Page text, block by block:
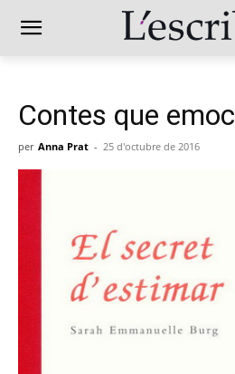
Contes que
per Anna Prat - 25 d'octubre de 2016